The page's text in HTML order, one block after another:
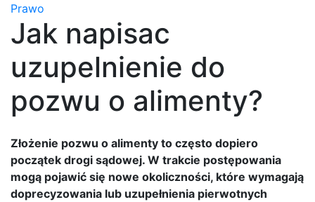
Prawo
Jak napisac
uzupelnienie do
pozwu o alimenty?
Złożenie pozwu o alimenty to często dopiero
początek drogi sądowej. W trakcie postępowania
mogą pojawić się nowe okoliczności, które wymagają
doprecyzowania lub uzupełnienia pierwotnych